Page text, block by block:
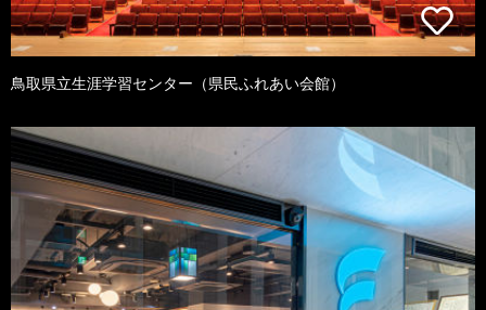
鳥取県立生涯学習センター（県民ふれあい会館）